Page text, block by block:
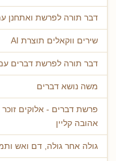
דבר תורה לפרשת ואתחנן
שירים ווקאלים תוצרת AI
דבר תורה לפרשת דברים עם
משה נושא דברים
פרשת דברים - אלוקים
אהובה קליין
גולה אחר גולה, דם ואש